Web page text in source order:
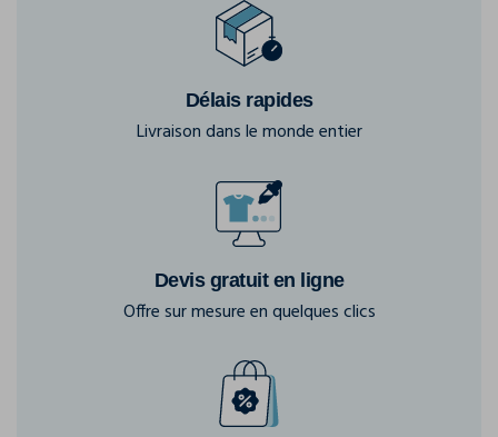
Délais rapides
Livraison dans le monde entier
Devis gratuit en ligne
Offre sur mesure en quelques clics